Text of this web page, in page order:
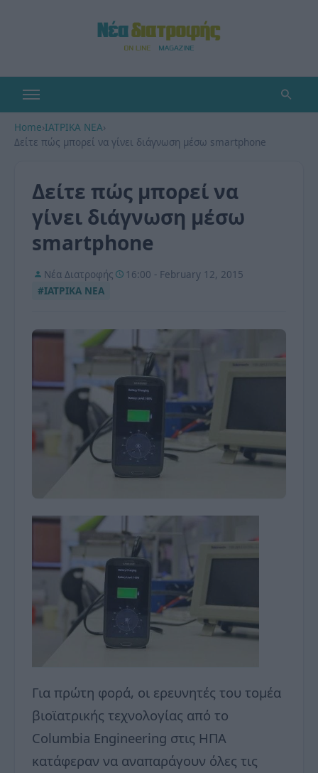
Home›ΙΑΤΡΙΚΑ ΝΕΑ›
Δείτε πώς μπορεί να γίνει διάγνωση μέσω smartphone
Δείτε πώς μπορεί να
γίνει διάγνωση μέσω
smartphone
Νέα Διατροφής
16:00 - February 12, 2015
#ΙΑΤΡΙΚΑ ΝΕΑ
Για πρώτη φορά, οι ερευνητές του τομέα
βιοϊατρικής τεχνολογίας από το
Columbia Engineering στις ΗΠΑ
κατάφεραν να αναπαράγουν όλες τις